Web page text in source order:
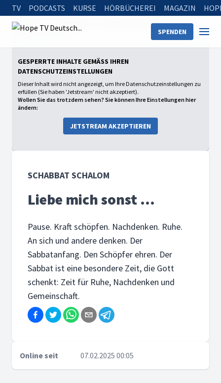
TV PODCASTS KURSE HÖRBÜCHEREI MAGAZIN
SPENDEN
Startseite
Schabbat Schalom
Liebe mich sonst …
GESPERRTE INHALTE GEMÄSS IHREN D
ATENSCHUTZEINSTELLUNGEN
Dieser Inhalt wird nicht angezeigt, um Ihre Datenschutzeinstellungen zu
erfüllen (Sie haben 'Jetstream' nicht akzeptiert).
Wollen Sie das trotzdem sehen? Sie können Ihre Einstellungen hier
ändern:
JETSTREAM AKZEPTIEREN
SCHABBAT SCHALOM
Liebe mich sonst …
Pause. Kraft schöpfen. Nachdenken. Ruhe.
An sich und andere denken. Der
Sabbatanfang. Den Schöpfer ehren. Der
Sabbat ist eine besondere Zeit, die Gott
schenkt: Zeit für Ruhe, Nachdenken und
Gemeinschaft.
Online seit 07.02.2025 00:05